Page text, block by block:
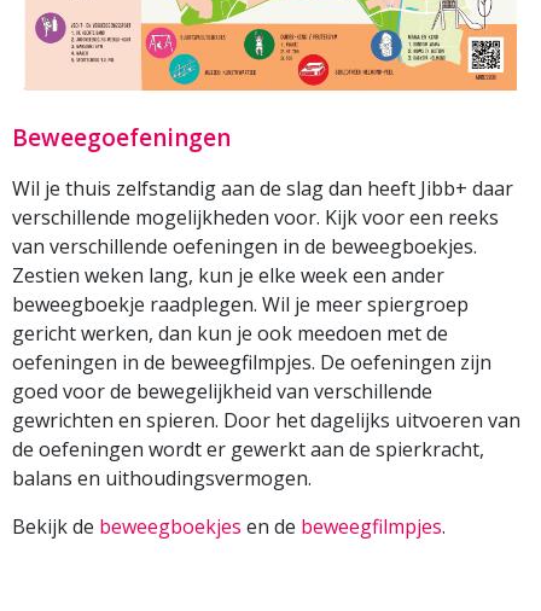
Beweegoefeningen
Wil je thuis zelfstandig aan de slag dan heeft Jibb+ daar
verschillende mogelijkheden voor. Kijk voor een reeks
van verschillende oefeningen in de beweegboekjes.
Zestien weken lang, kun je elke week een ander
beweegboekje raadplegen. Wil je meer spiergroep
gericht werken, dan kun je ook meedoen met de
oefeningen in de beweegfilmpjes. De oefeningen zijn
goed voor de bewegelijkheid van verschillende
gewrichten en spieren. Door het dagelijks uitvoeren van
de oefeningen wordt er gewerkt aan de spierkracht,
balans en uithoudingsvermogen.
Bekijk de beweegboekjes en de beweegfilmpjes.